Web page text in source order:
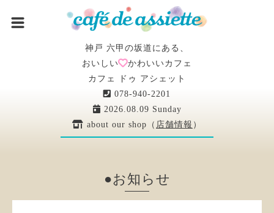
神戸 六甲の坂道にある、
おいしい
かわいいカフェ
カフェ ドゥ アシェット
078-940-2201
2026.08.09 Sunday
about our shop（ 店舗情報 ）
●お知らせ